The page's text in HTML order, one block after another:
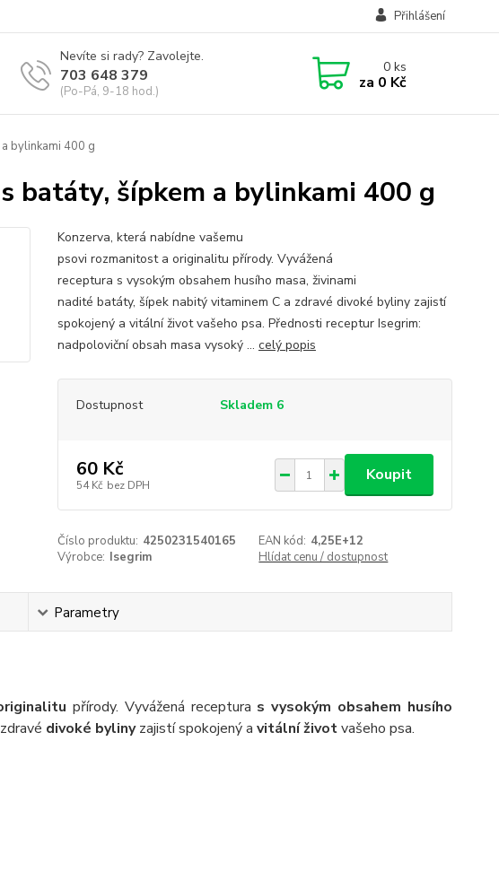
Přihlášení
Nevíte si rady? Zavolejte.
703 648 379
(Po-Pá, 9-18 hod.)
0ks
za 0 Kč
bylinkami 400 g
batáty, šípkem a bylinkami 400 g
Konzerva, která nabídne vašemu
psovi rozmanitost a originalitu přírody. Vyvážená
receptura s vysokým obsahem husího masa, živinami
nadité batáty, šípek nabitý vitaminem C a zdravé divoké byliny zajistí
spokojený a vitální život vašeho psa. Přednosti receptur Isegrim:
nadpoloviční obsah masa vysoký ... celý popis
Dostupnost Skladem 6
60 Kč
54 Kč bez DPH
Koupit
Číslo produktu: 4250231540165 EAN kód: 4,25E+12
Výrobce: Isegrim Hlídat cenu / dostupnost
Parametry
přírody. Vyvážená receptura s vysokým obsahem husího
divoké bylinyzajistí spokojený a vitální životvašeho psa.